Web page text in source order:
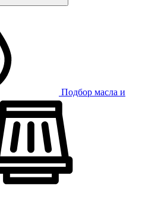
Подбор масла и